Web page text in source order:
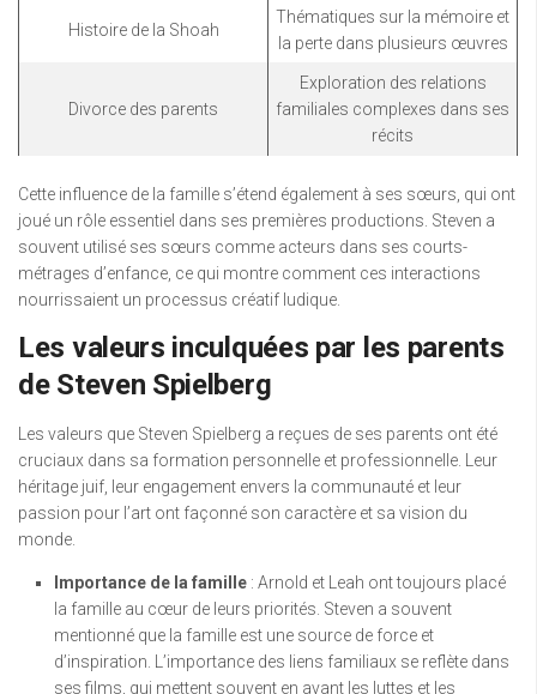
Histoire de la Shoah
Thématiques sur la mémoire et
la perte dans plusieurs œuvres
Divorce des parents
Exploration des relations
familiales complexes dans ses
récits
Cette influence de la famille s’étend également à ses sœurs, qui ont
joué un rôle essentiel dans ses premières productions. Steven a
souvent utilisé ses sœurs comme acteurs dans ses courts-
métrages d’enfance, ce qui montre comment ces interactions
nourrissaient un processus créatif ludique.
Les valeurs inculquées par les parents
de Steven Spielberg
Les valeurs que Steven Spielberg a reçues de ses parents ont été
cruciaux dans sa formation personnelle et professionnelle. Leur
héritage juif, leur engagement envers la communauté et leur
passion pour l’art ont façonné son caractère et sa vision du
monde.
Importance de la famille : Arnold et Leah ont toujours placé
la famille au cœur de leurs priorités. Steven a souvent
mentionné que la famille est une source de force et
d’inspiration. L’importance des liens familiaux se reflète dans
ses films, qui mettent souvent en avant les luttes et les